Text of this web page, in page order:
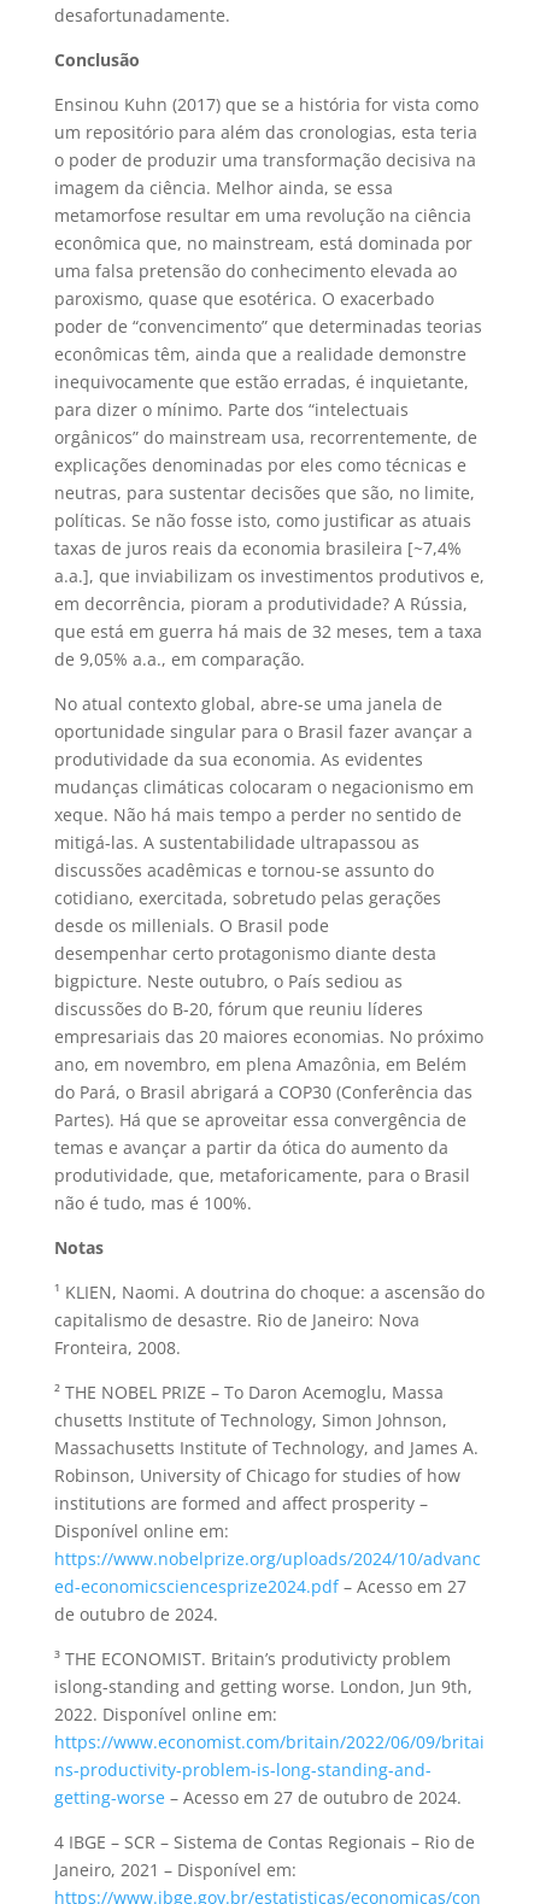
desafortunadamente.
Conclusão
Ensinou Kuhn (2017) que se a história for vista como
um repositório para além das cronologias, esta teria
o poder de produzir uma transformação decisiva na
imagem da ciência. Melhor ainda, se essa
metamorfose resultar em uma revolução na ciência
econômica que, no mainstream, está dominada por
uma falsa pretensão do conhecimento elevada ao
paroxismo, quase que esotérica. O exacerbado
poder de “convencimento” que determinadas teorias
econômicas têm, ainda que a realidade demonstre
inequivocamente que estão erradas, é inquietante,
para dizer o mínimo. Parte dos “intelectuais
orgânicos” do mainstream usa, recorrentemente, de
explicações denominadas por eles como técnicas e
neutras, para sustentar decisões que são, no limite,
políticas. Se não fosse isto, como justificar as atuais
taxas de juros reais da economia brasileira [~7,4%
a.a.], que inviabilizam os investimentos produtivos e,
em decorrência, pioram a produtividade? A Rússia,
que está em guerra há mais de 32 meses, tem a taxa
de 9,05% a.a., em comparação.
No atual contexto global, abre-se uma janela de
oportunidade singular para o Brasil fazer avançar a
produtividade da sua economia. As evidentes
mudanças climáticas colocaram o negacionismo em
xeque. Não há mais tempo a perder no sentido de
mitigá-las. A sustentabilidade ultrapassou as
discussões acadêmicas e tornou-se assunto do
cotidiano, exercitada, sobretudo pelas gerações
desde os millenials. O Brasil pode
desempenhar certo protagonismo diante desta
bigpicture. Neste outubro, o País sediou as
discussões do B-20, fórum que reuniu líderes
empresariais das 20 maiores economias. No próximo
ano, em novembro, em plena Amazônia, em Belém
do Pará, o Brasil abrigará a COP30 (Conferência das
Partes). Há que se aproveitar essa convergência de
temas e avançar a partir da ótica do aumento da
produtividade, que, metaforicamente, para o Brasil
não é tudo, mas é 100%.
Notas
¹ KLIEN, Naomi. A doutrina do choque: a ascensão do
capitalismo de desastre. Rio de Janeiro: Nova
Fronteira, 2008.
² THE NOBEL PRIZE – To Daron Acemoglu, Massa
chusetts Institute of Technology, Simon Johnson,
Massachusetts Institute of Technology, and James A.
Robinson, University of Chicago for studies of how
institutions are formed and affect prosperity –
Disponível online em:
https://www.nobelprize.org/uploads/2024/10/advanc
ed-economicsciencesprize2024.pdf– Acesso em 27
de outubro de 2024.
³ THE ECONOMIST. Britain’s produtivicty problem
islong-standing and getting worse. London, Jun 9th,
2022. Disponível online em:
https://www.economist.com/britain/2022/06/09/britai
ns-productivity-problem-is-long-standing-and-
getting-worse– Acesso em 27 de outubro de 2024.
4 IBGE – SCR – Sistema de Contas Regionais – Rio de
Janeiro, 2021 – Disponível em:
https://www.ibge.gov.br/estatisticas/economicas/con